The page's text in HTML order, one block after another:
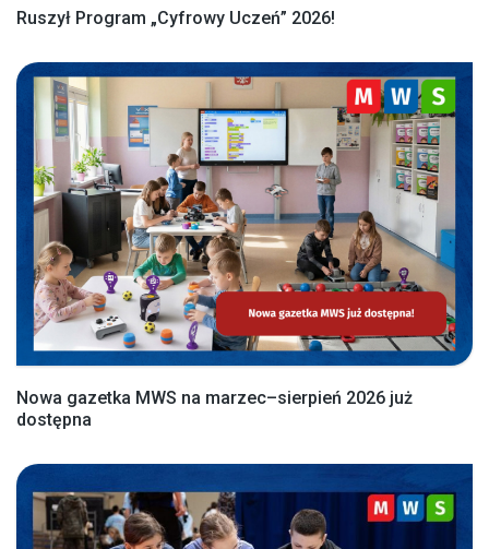
Ruszył Program „Cyfrowy Uczeń” 2026!
Nowa gazetka MWS na marzec–sierpień 2026 już
dostępna